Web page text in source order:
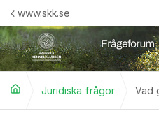
Hoppa till innehåll
www.skk.se
Juridiska frågor